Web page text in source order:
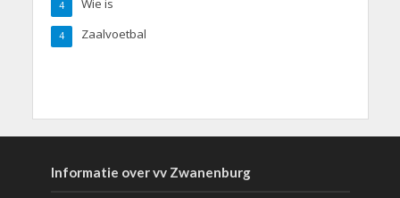
Wie is
4
Zaalvoetbal
4
Informatie over vv Zwanenburg